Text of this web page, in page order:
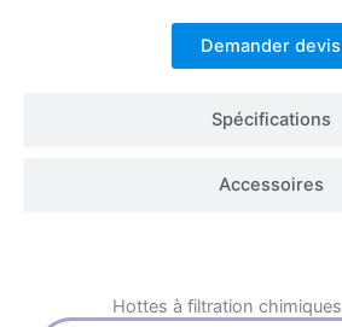
Spécifications
Accessoires
Demander devis
Hottes à filtration chimiques